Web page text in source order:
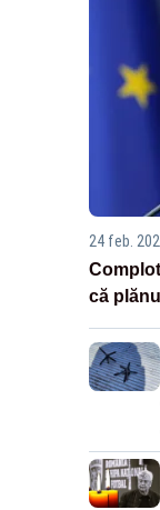
24 feb.
că